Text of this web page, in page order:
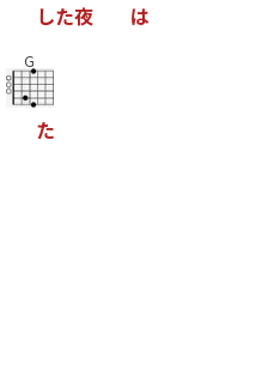
した夜 は
G
た